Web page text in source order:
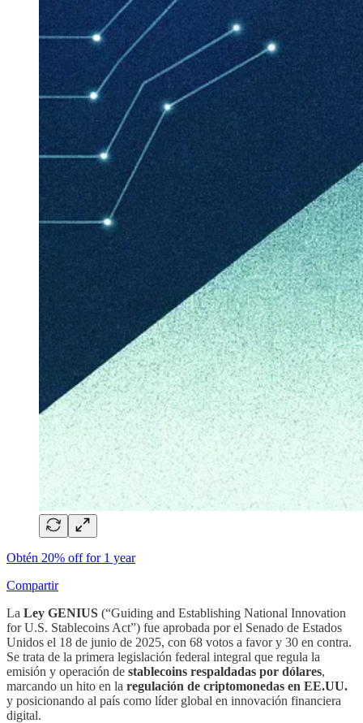
Obtén 20% off for 1 year
Compartir
La Ley GENIUS (“Guiding and Establishing National Innovation
for U.S. Stablecoins Act”) fue aprobada por el Senado de Estados
Unidos el 18 de junio de 2025, con 68 votos a favor y 30 en contra.
Se trata de la primera legislación federal integral que regula la
emisión y operación de stablecoins respaldadas por dólares,
marcando un hito en la regulación de criptomonedas en EE.UU.
y posicionando al país como líder global en innovación financiera
digital.